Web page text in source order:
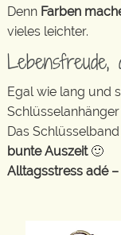
Denn Farben
vieles leichter.
Egal wie lang und
Das
bunte Auszeit🙂
Alltagsstress adé